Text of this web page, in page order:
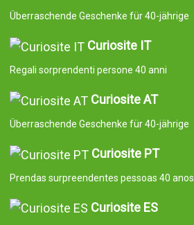
Überraschende Geschenke für 40-jährige
Curiosite IT
Regali sorprendenti persone 40 anni
Curiosite AT
Überraschende Geschenke für 40-jährige
Curiosite PT
Prendas surpreendentes pessoas 40 anos
Curiosite ES